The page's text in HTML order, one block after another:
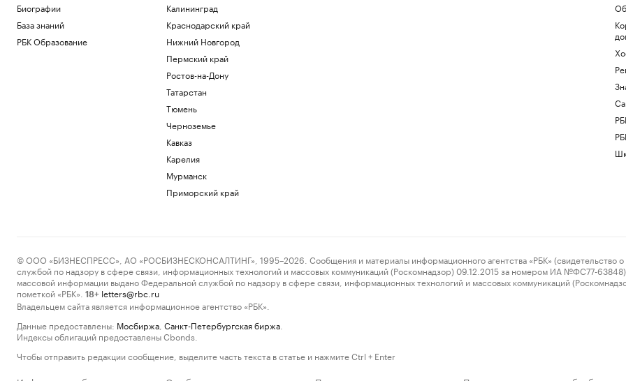
Биографии
База знаний
РБК Образование
Калининград
Краснодарский край
Нижний Новгород
Пермский край
Ростов-на-Дону
Татарстан
Тюмень
Черноземье
Кавказ
Карелия
Мурманск
Приморский край
© ООО «БИЗНЕСПРЕСС», АО «РОСБИЗНЕСКОНСАЛТИНГ», 1995–2026. Сообщения и материалы информационного агентства «РБК» (свидетельство о
службой по надзору в сфере связи, информационных технологий и массовых коммуникаций (Роскомнадзор) 09.12.2015 за номером ИА №ФС77-63848)
массовой информации выдано Федеральной службой по надзору в сфере связи, информационных технологий и массовых коммуникаций
пометкой «РБК».
18+ letters@rbc.ru
Владельцем сайта является информационное агентство «РБК».
Данные предоставлены: Мосбиржа Санкт-Петербургская биржа
Индексы облигаций предоставлены Cbonds.
Чтобы отправить редакции сообщение, выделите часть текста в статье и нажмите Ctrl + Enter